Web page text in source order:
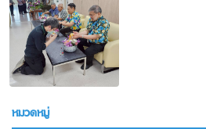
หมวดหมู่